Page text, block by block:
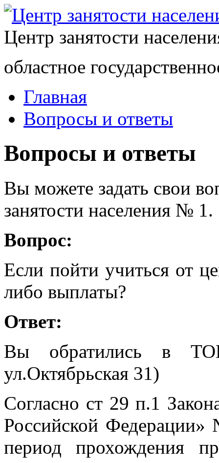
Центр занятости
областное
Главная
Вопросы и ответы
Вопросы и ответы
Вы можете задать свои
занятости населения № 1.
Вопрос:
Если пойти учиться от
либо выплаты?
Ответ:
Вы обратились в
ул.Октябрьская 31)
Согласно ст 29 п.1
Российской
период прохождения